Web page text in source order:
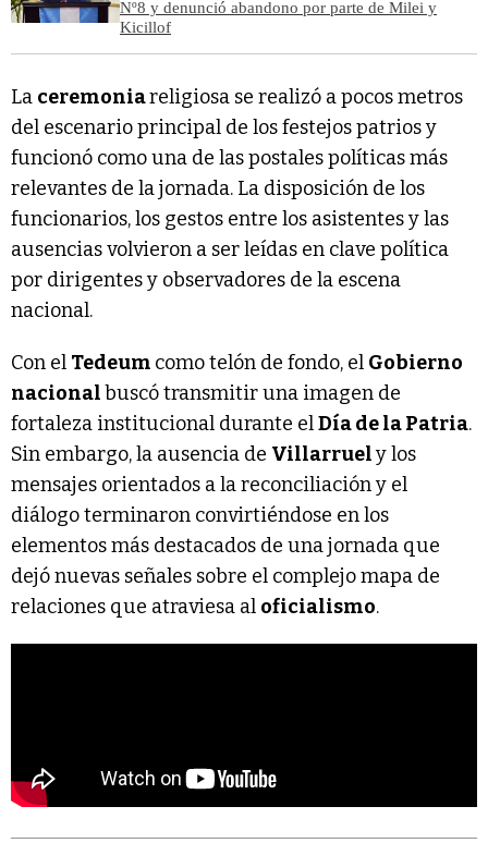
Nº8 y denunció abandono por parte de Milei y
Kicillof
La ceremoniareligiosa se realizó a pocos metros
del escenario principal de los festejos patrios y
funcionó como una de las postales políticas más
relevantes de la jornada. La disposición de los
funcionarios, los gestos entre los asistentes y las
ausencias volvieron a ser leídas en clave política
por dirigentes y observadores de la escena
nacional.
Con el Tedeum como telón de fondo, el Gobierno
nacionalbuscó transmitir una imagen de
fortaleza institucional durante elDía de la Patria.
Sin embargo, la ausencia de Villarruely los
mensajes orientados a la reconciliación y el
diálogo terminaron convirtiéndose en los
elementos más destacados de una jornada que
dejó nuevas señales sobre el complejo mapa de
relaciones que atraviesa al oficialismo.